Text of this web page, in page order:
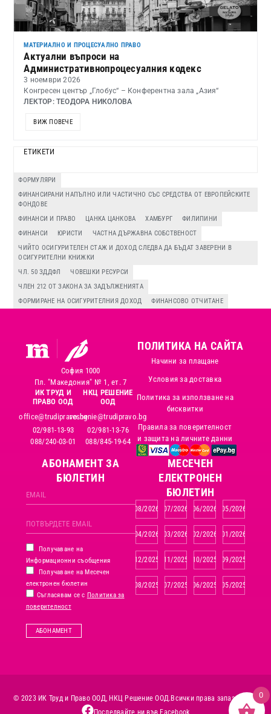
МАТЕРИАЛНО И ПРОЦЕСУАЛНО ПРАВО
Актуални въпроси на
Административнопроцесуалния кодекс
3 ноември 2026
Конгресен център „Глобус“ – Конферентна зала „Азия“
ЛЕКТОР: ТЕОДОРА НИКОЛОВА
ВИЖ ПОВЕЧЕ
ЕТИКЕТИ
ФОРМУЛЯРИ
ФИНАНСИРАНИ НАПЪЛНО ИЛИ ЧАСТИЧНО СЪС СРЕДСТВА ОТ ЕВРОПЕЙСКИТЕ
ФОНДОВЕ
ФИНАНСИ И ПРАВО
ЦАНКА ЦАНКОВА ХАМБУРГ
ФИЛИПИНИ
ФИНАНСИ
ЮРИСТИ
ЧАСТНА ДЪРЖАВНА СОБСТВЕНОСТ
ЧИЙТО ОСИГУРИТЕЛЕН СТАЖ И ДОХОД СЛЕДВА ДА БЪДАТ ЗАВЕРЕНИ В
ОСИГУРИТЕЛНИ КНИЖКИ
ЧЛ. 50 ЗДДФЛ
ЧОВЕШКИ РЕСУРСИ
ЧЛЕН 212 ОТ ЗАКОНА ЗА ЗАДЪЛЖЕНИЯТА
ФОРМИРАНЕ НА ОСИГУРИТЕЛНИЯ ДОХОД
ФИНАНСОВО ОТЧИТАНЕ
София 1000
Пл. "Македония" № 1, ет. 7
ИК ТРУД И
ПРАВО ООД
office@trudipravo.bg
02/981-13-93
088/240-03-01
НКЦ РЕШЕНИЕ
ООД
reshenie@trudipravo.bg
02/981-13-76
088/845-19-64
ПОЛИТИКА НА САЙТА
Начини за плащане
Условия за доставка
Политика за използване на
бисквитки
Правила за поверителност
и защита на личните данни
АБОНАМЕНТ ЗА
БЮЛЕТИН
Получаване на
Информационни съобщения
Получаване на Месечен
електронен бюлетин
Съгласявам се с Политика за
поверителност
АБОНАМЕНТ
MЕСЕЧЕН
ЕЛЕКТРОНЕН
БЮЛЕТИН
08/2026 07/2026 06/2026 05/2026
04/2026 03/2026 02/2026 01/2026
12/2025 11/2025 10/2025 09/2025
08/2025 07/2025 06/2025 05/2025
© 2023 ИК Труд и Право ООД, НКЦ Решение ООД. Всички права запазени.
Последвайте ни във Facebook
0